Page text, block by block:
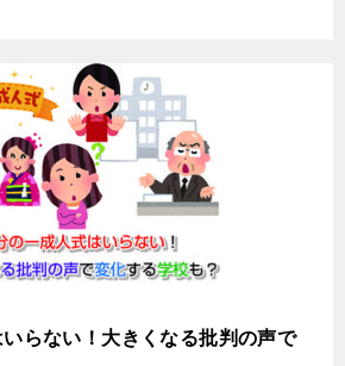
らない！大きくなる批判の声で